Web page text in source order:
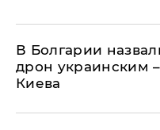
В Болгарии
дрон украинским
Киева